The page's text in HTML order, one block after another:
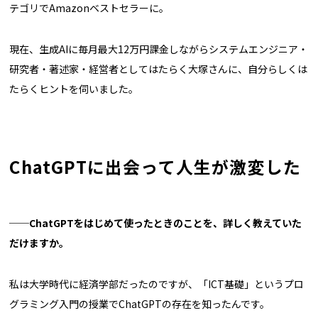
テゴリでAmazonベストセラーに。
現在、生成AIに毎月最大12万円課金しながらシステムエンジニア・
研究者・著述家・経営者としてはたらく大塚さんに、自分らしくは
たらくヒントを伺いました。
ChatGPTに出会って人生が激変した
──ChatGPTをはじめて使ったときのことを、詳しく教えていた
だけますか。
私は大学時代に経済学部だったのですが、「ICT基礎」というプロ
グラミング入門の授業でChatGPTの存在を知ったんです。